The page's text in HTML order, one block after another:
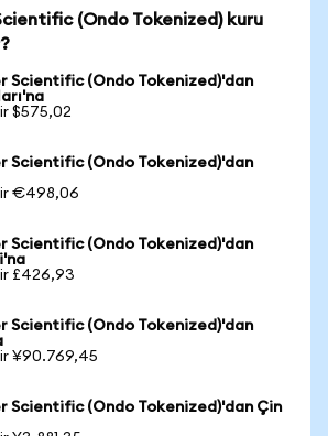
(Ondo Tokenized) kuru
Scientific (Ondo Tokenized)'dan
$575,02
Scientific (Ondo Tokenized)'dan
€498,06
Scientific (Ondo Tokenized)'dan
£426,93
Scientific (Ondo Tokenized)'dan
¥90.769,45
Scientific (Ondo Tokenized)'dan Çin